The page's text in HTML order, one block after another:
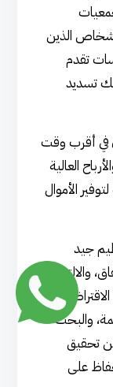
الذين
تقدم
تسديد
في أقرب وقت
العالية
الأموال
جيد
والالتزام
والبحث
تحقيق
على